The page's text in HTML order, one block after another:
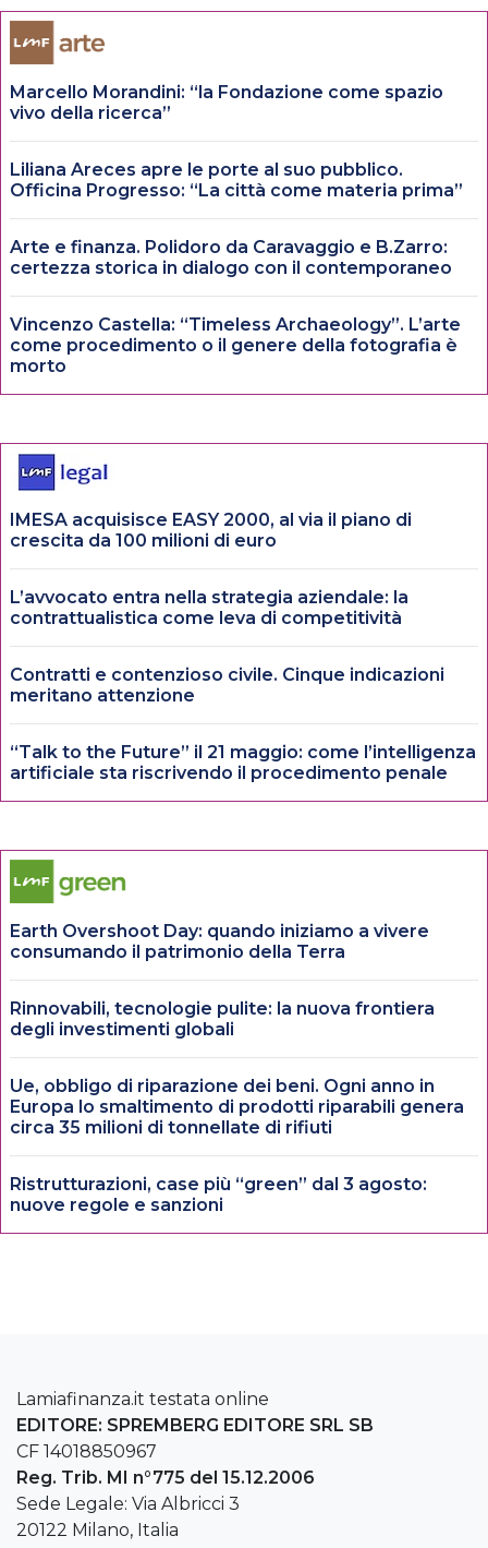
Marcello Morandini: “la Fondazione come spazio
vivo della ricerca”
Liliana Areces apre le porte al suo pubblico.
Officina Progresso: “La città come materia prima”
Arte e finanza. Polidoro da Caravaggio e B.Zarro:
certezza storica in dialogo con il contemporaneo
Vincenzo Castella: “Timeless Archaeology”. L’arte
come procedimento o il genere della fotografia è
morto
IMESA acquisisce EASY 2000, al via il piano di
crescita da 100 milioni di euro
L’avvocato entra nella strategia aziendale: la
contrattualistica come leva di competitività
Contratti e contenzioso civile. Cinque indicazioni
meritano attenzione
“Talk to the Future” il 21 maggio: come l’intelligenza
artificiale sta riscrivendo il procedimento penale
Earth Overshoot Day: quando iniziamo a vivere
consumando il patrimonio della Terra
Rinnovabili, tecnologie pulite: la nuova frontiera
degli investimenti globali
Ue, obbligo di riparazione dei beni. Ogni anno in
Europa lo smaltimento di prodotti riparabili genera
circa 35 milioni di tonnellate di rifiuti
Ristrutturazioni, case più “green” dal 3 agosto:
nuove regole e sanzioni
Lamiafinanza.it testata online
EDITORE: SPREMBERG EDITORE SRL SB
CF 14018850967
Reg. Trib. MI n°775 del 15.12.2006
Sede Legale: Via Albricci 3
20122 Milano, Italia